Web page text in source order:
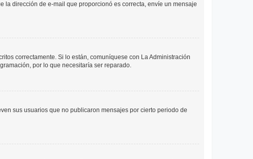
la dirección de e-mail que proporcionó es correcta, envíe un mensaje
correctamente. Si lo están, comuníquese con La Administración
por lo que necesitaría ser reparado.
sus usuarios que no publicaron mensajes por cierto periodo de